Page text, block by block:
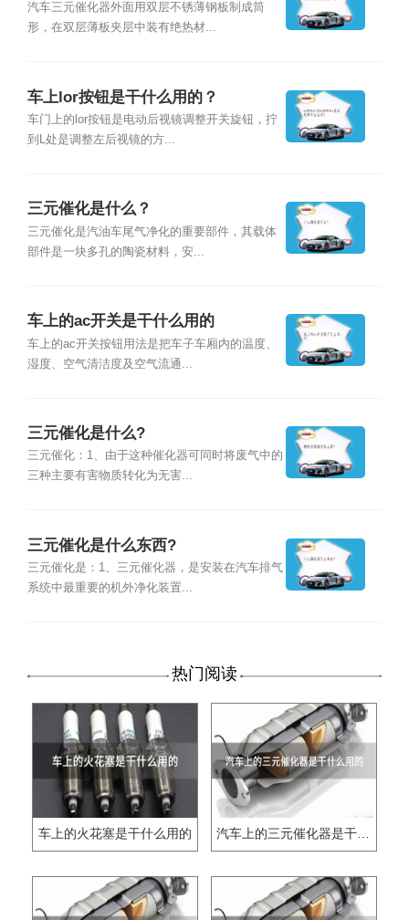
汽车三元催化器外面用双层不锈薄钢板制成筒
形，在双层薄板夹层中装有绝热材...
车上lor按钮是干什么用的？
车门上的lor按钮是电动后视镜调整开关旋钮，拧
到L处是调整左后视镜的方...
三元催化是什么？
三元催化是汽油车尾气净化的重要部件，其载体
部件是一块多孔的陶瓷材料，安...
车上的ac开关是干什么用的
车上的ac开关按钮用法是把车子车厢内的温度、
湿度、空气清洁度及空气流通...
三元催化是什么?
三元催化：1、由于这种催化器可同时将废气中的
三种主要有害物质转化为无害...
三元催化是什么东西?
三元催化是：1、三元催化器，是安装在汽车排气
系统中最重要的机外净化装置...
热门阅读
车上的火花塞是干什么用的 汽车上的三元催化器是干什么用的